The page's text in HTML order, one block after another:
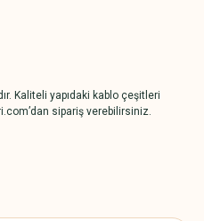
Kaliteli yapıdaki kablo çeşitleri
sipariş verebilirsiniz.